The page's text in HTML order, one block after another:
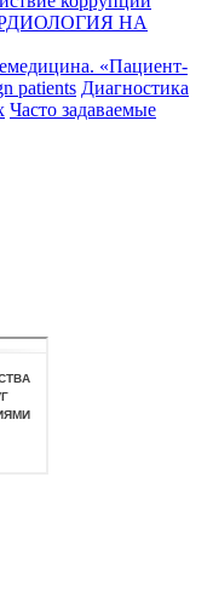
НА
«Пациент-
patients Диагностика
Часто задаваемые